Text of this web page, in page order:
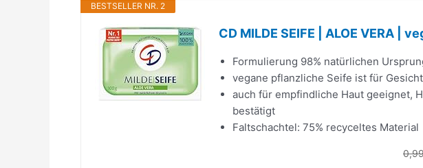
BESTSELLER NR. 2
CD MILDE SEIFE | ALOE VERA |
Formulierung 98% natürlichen
vegane pflanzliche Seife ist für
auch für empfindliche Haut geeignet,
bestätigt
Faltschachtel: 75% recyceltes Material